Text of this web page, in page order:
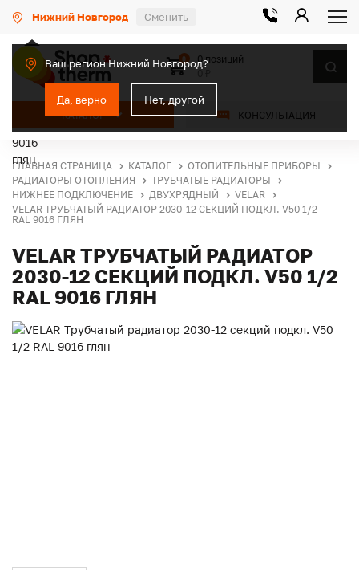
Нижний Новгород Сменить
Ваш регион Нижний Новгород?
Да, верно Нет, другой
КАТАЛОГ КОНСУЛЬТАЦИЯ
0
0 позиций
ГЛАВНАЯ СТРАНИЦА КАТАЛОГ
ОТОПИТЕЛЬНЫЕ ПРИБОРЫ
РАДИАТОРЫ ОТОПЛЕНИЯ
ТРУБЧАТЫЕ РАДИАТОРЫ
НИЖНЕЕ ПОДКЛЮЧЕНИЕ
ДВУХРЯДНЫЙ
VELAR
VELAR ТРУБЧАТЫЙ РАДИАТОР 2030-12 СЕКЦИЙ ПОДКЛ. V50 1/2
RAL 9016 ГЛЯН
VELAR ТРУБЧАТЫЙ РАДИАТОР
2030-12 СЕКЦИЙ ПОДКЛ. V50 1/2
RAL 9016 ГЛЯН